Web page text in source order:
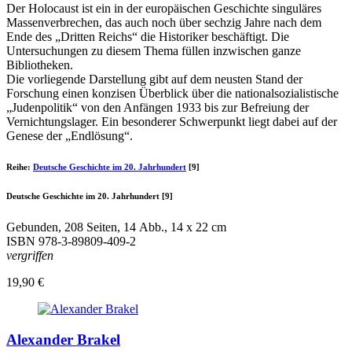
Der Holocaust ist ein in der europäischen Geschichte singuläres
Massenverbrechen, das auch noch über sechzig Jahre nach dem
Ende des „Dritten Reichs“ die Historiker beschäftigt. Die
Untersuchungen zu diesem Thema füllen inzwischen ganze
Bibliotheken.
Die vorliegende Darstellung gibt auf dem neusten Stand der
Forschung einen konzisen Überblick über die nationalsozialistische
„Judenpolitik“ von den Anfängen 1933 bis zur Befreiung der
Vernichtungslager. Ein besonderer Schwerpunkt liegt dabei auf der
Genese der „Endlösung“.
Reihe: Deutsche Geschichte im 20. Jahrhundert [9]
Deutsche Geschichte im 20. Jahrhundert [9]
Gebunden, 208 Seiten, 14 Abb., 14 x 22 cm
ISBN 978-3-89809-409-2
vergriffen
19,90 €
Alexander Brakel